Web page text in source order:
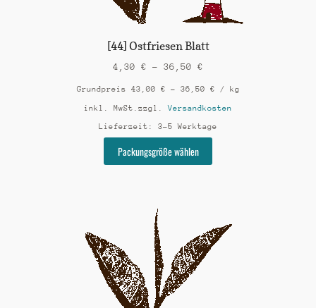
Produktseite
gewählt
[44] Ostfriesen Blatt
4,30 € – 36,50 €
Grundpreis 43,00 € – 36,50 € / kg
inkl. MwSt. zzgl.Versandkosten
Lieferzeit: 3-5 Werktage
Packungsgröße wählen
auf.
Die